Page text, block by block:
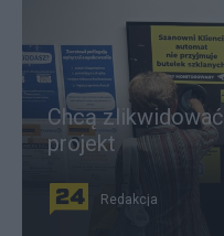
Chcą
projekt
Redakcja